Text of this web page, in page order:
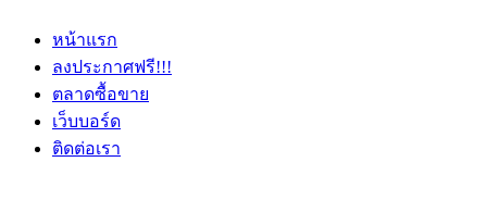
หน้าแรก
ลงประกาศฟรี!!!
ตลาดซื้อขาย
เว็บบอร์ด
ติดต่อเรา